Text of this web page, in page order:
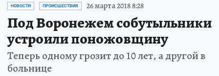
НОВОСТИ ПРОИСШЕСТВИЯ 26 марта 2018 8:28
Под Воронежем собутыльники
устроили поножовщину
Теперь одному грозит до 10 лет, а другой в
больнице